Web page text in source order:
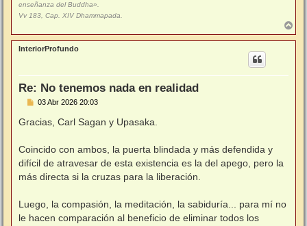
enseñanza del Buddha».
Vv 183, Cap. XIV Dhammapada.
r
r
InteriorProfundo
Re: No tenemos nada en realidad
M
n
s
e
03 Abr 2026 20:03
Gracias, Carl Sagan y Upasaka.
Coincido con ambos, la puerta blindada y más defendida y
difícil de atravesar de esta existencia es la del apego, pero la
más directa si la cruzas para la liberación.
Luego, la compasión, la meditación, la sabiduría... para mí no
le hacen comparación al beneficio de eliminar todos los